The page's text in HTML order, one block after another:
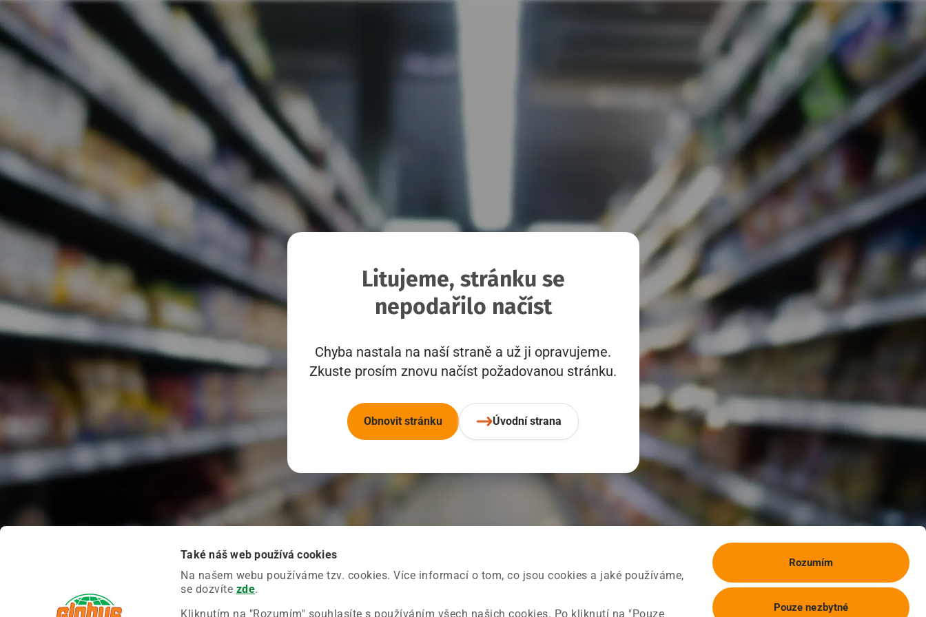
Také náš web používá cookies
Na našem webu používáme tzv. cookies. Více informací o tom, co jsou cookies a jaké používáme,
se dozvíte zde.
Kliknutím na "Rozumím" souhlasíte s používáním všech našich cookies. Po kliknutí na "Pouze
Rozumím
Pouze nezbytné
Litujeme, stránku se
nepodařilo načíst
Chyba nastala na naší straně a už ji opravujeme.
Zkuste prosím znovu načíst požadovanou stránku.
Obnovit stránku Úvodní strana